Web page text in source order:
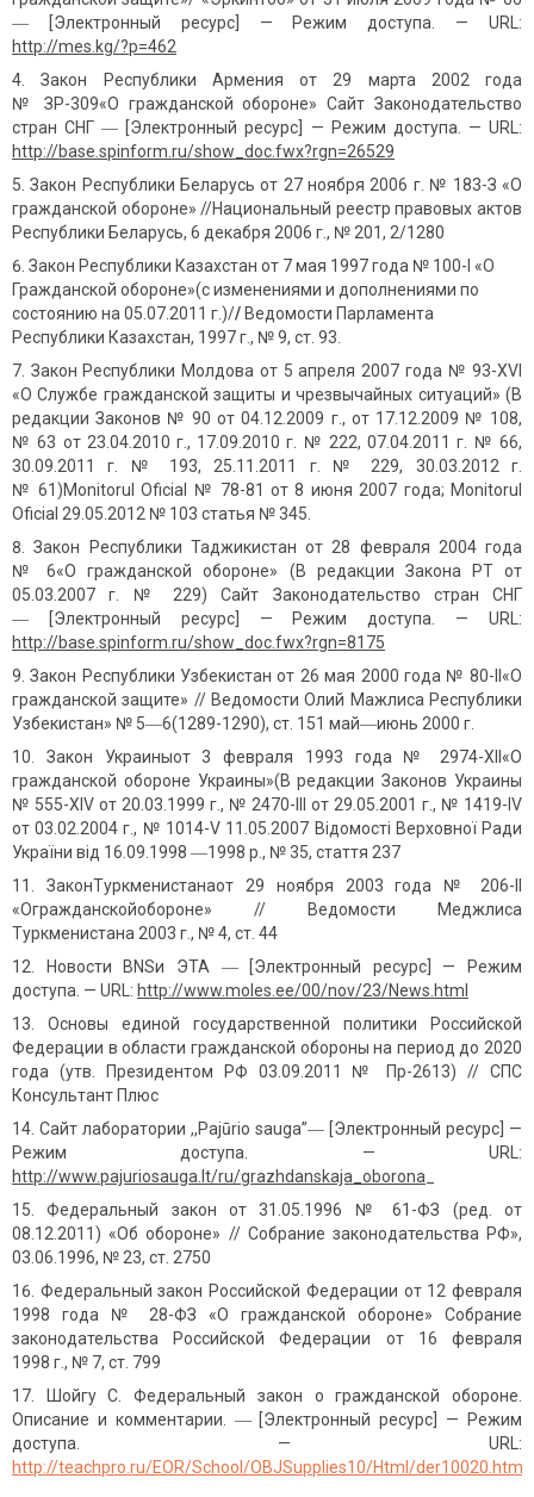
― [Электронный ресурс] — Режим доступа. — URL:
http://mes.kg/?p=462
Закон Республики Армения от 29 марта 2002 года
№ ЗР-309«О гражданской обороне» Сайт Законодательство
стран СНГ ― [Электронный ресурс] — Режим доступа. — URL:
http://base.spinform.ru/show_doc.fwx?rgn=26529
Закон Республики Беларусь от 27 ноября 2006 г. № 183-З «О
гражданской обороне» //Национальный реестр правовых актов
Республики Беларусь, 6 декабря 2006 г., № 201, 2/1280
Закон Республики Казахстан от 7 мая 1997 года № 100-I «О
Гражданской обороне»(с изменениями и дополнениями по
состоянию на 05.07.2011 г.)// Ведомости Парламента
Республики Казахстан, 1997 г., № 9, ст. 93.
Закон Республики Молдова от 5 апреля 2007 года № 93-XVI
«О Службе гражданской защиты и чрезвычайных ситуаций» (В
редакции Законов № 90 от 04.12.2009 г., от 17.12.2009 № 108,
№ 63 от 23.04.2010 г., 17.09.2010 г. № 222, 07.04.2011 г. № 66,
30.09.2011 г. № 193, 25.11.2011 г. № 229, 30.03.2012 г.
№ 61)Monitorul Oficial № 78-81 от 8 июня 2007 года; Monitorul
Oficial 29.05.2012 № 103 статья № 345.
Закон Республики Таджикистан от 28 февраля 2004 года
№ 6«О гражданской обороне» (В редакции Закона РТ от
05.03.2007 г. № 229) Сайт Законодательство стран СНГ
― [Электронный ресурс] — Режим доступа. — URL:
http://base.spinform.ru/show_doc.fwx?rgn=8175
Закон Республики Узбекистан от 26 мая 2000 года № 80-II«О
гражданской защите» // Ведомости Олий Мажлиса Республики
Узбекистан» № 5―6(1289-1290), ст. 151 май―июнь 2000 г.
Закон Украиныот 3 февраля 1993 года № 2974-XII«О
гражданской обороне Украины»(В редакции Законов Украины
№ 555-XIV от 20.03.1999 г., № 2470-III от 29.05.2001 г., № 1419-IV
от 03.02.2004 г., № 1014-V 11.05.2007 Відомості Верховної Ради
України вiд 16.09.1998 ―1998 р., № 35, стаття 237
ЗаконТуркменистанаот 29 ноября 2003 года № 206-II
«Огражданскойобороне» // Ведомости Меджлиса
Туркменистана 2003 г., № 4, ст. 44
Новости BNSи ЭТА ― [Электронный ресурс] — Режим
доступа. — URL: http://www.moles.ee/00/nov/23/News.html
Основы единой государственной политики Российской
Федерации в области гражданской обороны на период до 2020
года (утв. Президентом РФ 03.09.2011 № Пр-2613) // СПС
Консультант Плюс
Сайт лаборатории ,,Pajūrio sauga”― [Электронный ресурс] —
Режим доступа. — URL:
http://www.pajuriosauga.lt/ru/grazhdanskaja_oborona
Федеральный закон от 31.05.1996 № 61-ФЗ (ред. от
08.12.2011) «Об обороне» // Собрание законодательства РФ»,
03.06.1996, № 23, ст. 2750
Федеральный закон Российской Федерации от 12 февраля
1998 года № 28-ФЗ «О гражданской обороне» Собрание
законодательства Российской Федерации от 16 февраля
1998 г., № 7, ст. 799
Шойгу С. Федеральный закон о гражданской обороне.
Описание и комментарии. ― [Электронный ресурс] — Режим
доступа. — URL:
http://teachpro.ru/EOR/School/OBJSupplies10/Html/der10020.htm